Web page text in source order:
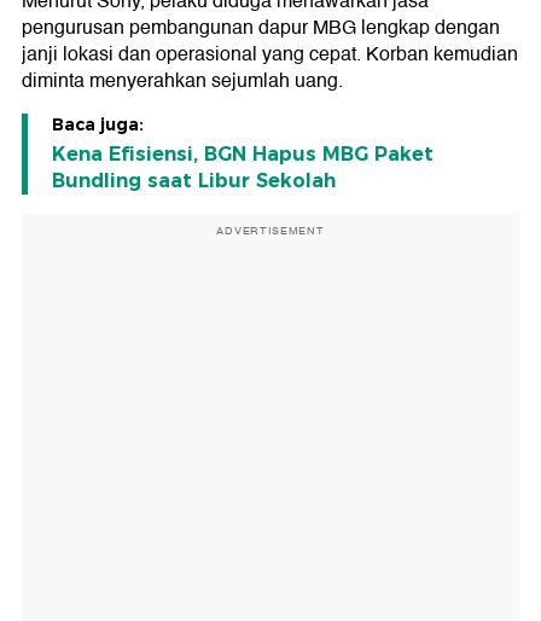
pengurusan pembangunan dapur MBG lengkap dengan
janji lokasi dan operasional yang cepat. Korban kemudian
diminta menyerahkan sejumlah uang.
Baca juga:
Kena Efisiensi, BGN Hapus MBG Paket
Bundling saat Libur Sekolah
ADVERTISEMENT